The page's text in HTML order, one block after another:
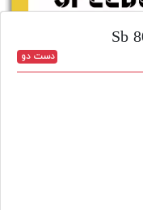
دست دو